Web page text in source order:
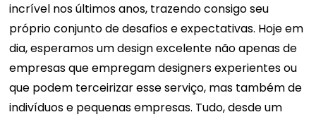
incrível nos últimos anos, trazendo consigo seu
próprio conjunto de desafios e expectativas. Hoje em
dia, esperamos um design excelente não apenas de
empresas que empregam designers experientes ou
que podem terceirizar esse serviço, mas também de
indivíduos e pequenas empresas. Tudo, desde um